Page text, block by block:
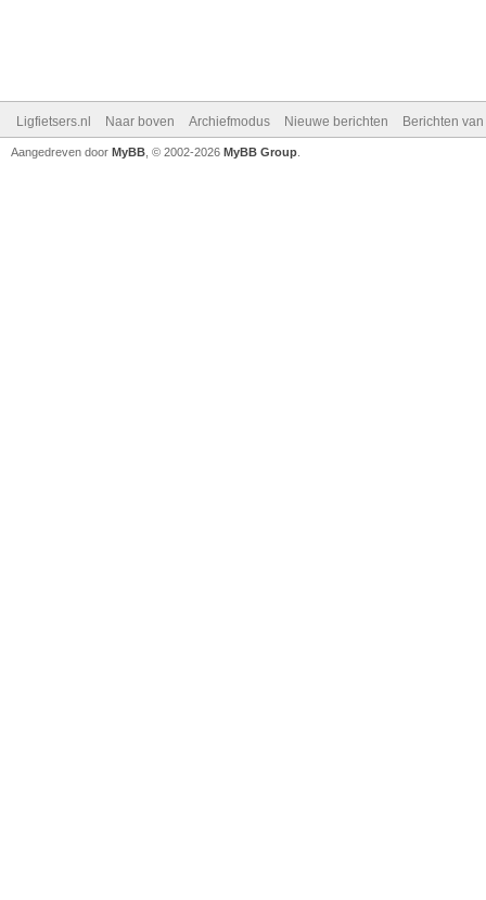
Ligfietsers.nl Naar boven Archiefmodus Nieuwe berichten Berichten
Aangedreven door MyBB , © 2002-2026 MyBB Group